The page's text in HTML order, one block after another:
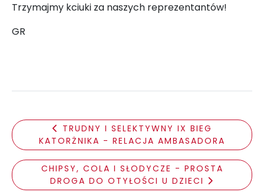
Trzymajmy kciuki za naszych reprezentantów!
GR
TRUDNY I SELEKTYWNY IX BIEG
KATORŻNIKA - RELACJA AMBASADORA
CHIPSY, COLA I SŁODYCZE - PROSTA
DROGA DO OTYŁOŚCI U DZIECI